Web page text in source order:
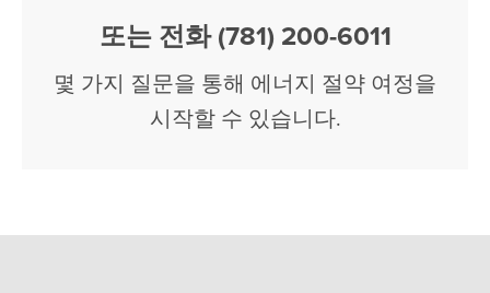
또는 전화 (781) 200-6011
몇 가지 질문을 통해 에너지 절약 여정을
시작할 수 있습니다.